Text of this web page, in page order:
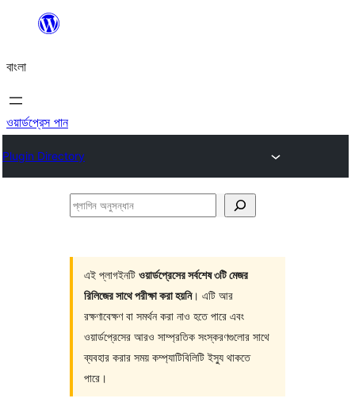
যান
বাংলা
ওয়ার্ডপ্রেস পান
Plugin Directory
প্লাগিন
এই প্লাগইনটি ওয়ার্ডপ্রেসের সর্বশেষ ৩টি মেজর
রিলিজের সাথে পরীক্ষা করা হয়নি। এটি আর
রক্ষণাবেক্ষণ বা সমর্থন করা নাও হতে পারে এবং
ওয়ার্ডপ্রেসের আরও সাম্প্রতিক সংস্করণগুলোর সাথে
ব্যবহার করার সময় কম্প্যাটিবিলিটি ইস্যু থাকতে
পারে।